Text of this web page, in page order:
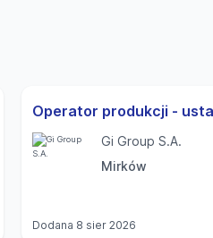
Gi Group S.A.
Mirków
Dodana 8 sier 2026